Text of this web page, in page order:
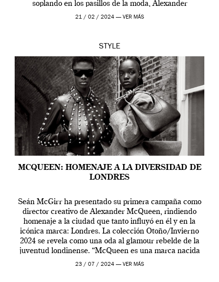
soplando en los pasillos de la moda, Alexander
McQueen se prepara para una […]
21 / 02 / 2024 — VER MÁS
STYLE
MCQUEEN: HOMENAJE A LA DIVERSIDAD DE
LONDRES
Seán McGirr ha presentado su primera campaña como
director creativo de Alexander McQueen, rindiendo
homenaje a la ciudad que tanto influyó en él y en la
icónica marca: Londres. La colección Otoño/Invierno
2024 se revela como una oda al glamour rebelde de la
juventud londinense. “McQueen es una marca nacida
en Londres y siempre ha […]
23 / 07 / 2024 — VER MÁS